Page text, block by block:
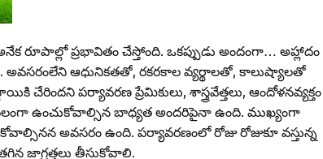
రూపాల్లో ప్రభావితం చేస్తోంది. ఒకప్పుడు అందంగా… అహ్లాదం
ఆధునికతతో, రకరకాల వ్యర్థాలతో, కాలుష్యాలతో
చేరిందని పర్యావరణ ప్రేమికులు, శాస్త్రవేత్తలు, ఆందోళనవ్యక్తం
ఉంచుకోవాల్సిన బాధ్యత అందరిపైనా ఉంది. ముఖ్యంగా
అవసరం ఉంది. పర్యావరణంలో రోజు రోజుకూ వస్తున్న
జాగ్రత్తలు తీసుకోవాలి.